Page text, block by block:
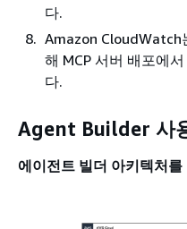
다.
Amazon CloudWatch
해 MCP 서버 배포에
다.
Agent Builder 사
에이전트 빌더 아키텍처